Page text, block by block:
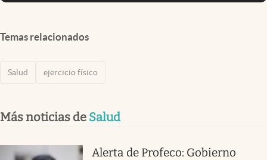
Temas relacionados
Salud ejercicio físico
Más noticias de Salud
Alerta de Profeco: Gobierno